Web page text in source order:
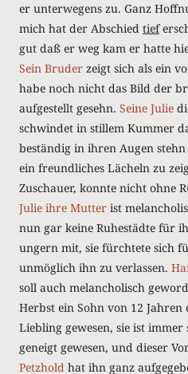
er unterwegens zu. Ganz
mich hat der Abschied tief
gut daß er weg kam er hatte
Sein Bruder zeigt sich als ein
habe noch nicht das Bild der
aufgestellt gesehn. Seine Julie
schwindet in stillem Kummer
beständig in ihren Augen
ein freundliches Lächeln zu
Zuschauer, konnte nicht ohne
Julie ihre Mutter ist
nun gar keine Ruhestädte für
ungern mit, sie fürchtete sich
unmöglich ihn zu verlassen.
soll auch melancholisch
Herbst ein Sohn von 12
Liebling gewesen, sie ist
geneigt gewesen, und dieser
Petzhold hat ihn ganz